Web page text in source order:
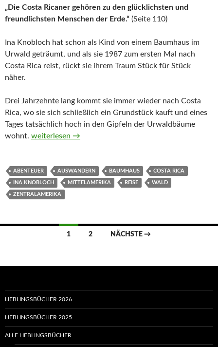
„Die Costa Ricaner gehören zu den glücklichsten und
freundlichsten Menschen der Erde.“ (Seite 110)
Ina Knobloch hat schon als Kind von einem Baumhaus im
Urwald geträumt, und als sie 1987 zum ersten Mal nach
Costa Rica reist, rückt sie ihrem Traum Stück für Stück
näher.
Drei Jahrzehnte lang kommt sie immer wieder nach Costa
Rica, wo sie sich schließlich ein Grundstück kauft und eines
Tages tatsächlich hoch in den Gipfeln der Urwaldbäume
wohnt. Baumhaus mit Faultier von Ina Knobloch
weiterlesen →
ABENTEUER AUSWANDERN BAUMHAUS COSTA RICA
INA KNOBLOCH MITTELAMERIKA REISE WALD
ZENTRALAMERIKA
Beitragsnavigation
1 2 NÄCHSTE →
LIEBLINGSBÜCHER 2026
LIEBLINGSBÜCHER 2025
ALLE LIEBLINGSBÜCHER